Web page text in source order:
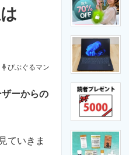
製造業のIT導入・活用を支援
エネルギーの専門メディア
びぶぐるマン
ーからの
ていきま